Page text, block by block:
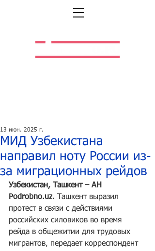
МИД Узбекистана
направил ноту России из-
за миграционных рейдов
13 июн. 2025 г.
Узбекистан, Ташкент – АН
Podrobno.uz.
Ташкент выразил
протест в связи с действиями
российских силовиков во время
рейда в общежитии для трудовых
мигрантов, передает корреспондент